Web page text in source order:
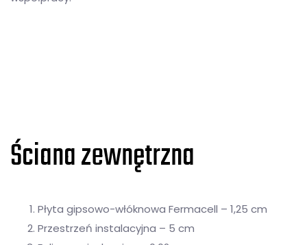
Ściana zewnętrzna
Płyta gipsowo-włóknowa Fermacell – 1,25 cm
Przestrzeń instalacyjna – 5 cm